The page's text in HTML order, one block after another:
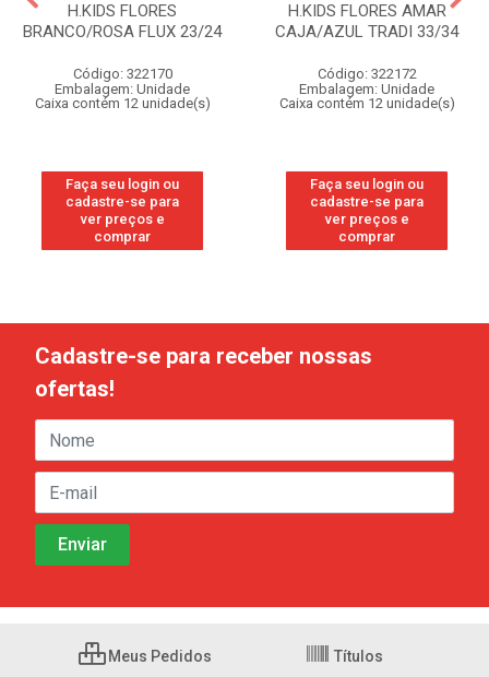
H.KIDS FLORES
BRANCO/ROSA FLUX 23/24
Código: 322170
Embalagem: Unidade
Caixa contém 12 unidade(s)
Faça seu login ou
cadastre-se para
ver preços e
comprar
H.KIDS FLORES AMAR
CAJA/AZUL TRADI 33/34
Código: 322172
Embalagem: Unidade
Caixa contém 12 unidade(s)
Faça seu login ou
cadastre-se para
ver preços e
comprar
Cadastre-se para receber nossas
ofertas!
Meus Pedidos Títulos